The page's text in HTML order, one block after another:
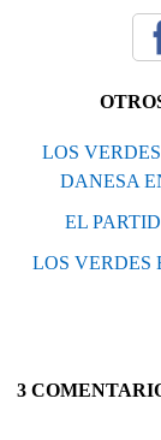
LOS
DANESA
EL
LOS VERDES
3